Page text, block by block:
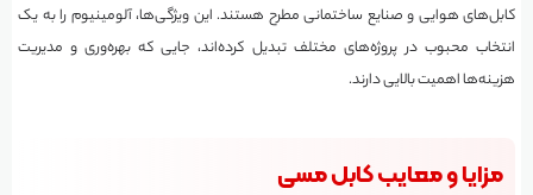
کابل‌های هوایی و صنایع ساختمانی مطرح هستند. این ویژگی‌ها، آلومینیوم را به یک
انتخاب محبوب در پروژه‌های مختلف تبدیل کرده‌اند، جایی که بهره‌وری و مدیریت
هزینه‌ها اهمیت بالایی دارند.
مزایا و معایب کابل مسی